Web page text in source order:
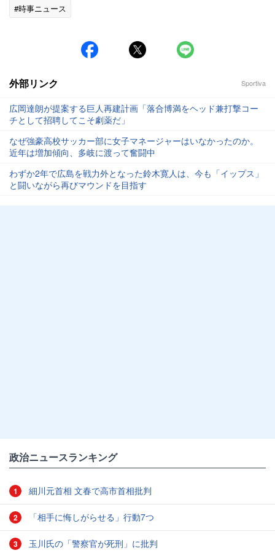
#時事ニュース
外部リンク Sportiva
広岡達朗が提案する巨人再建計画「落合博満をヘッド兼打撃コー
チとして招聘してこそ劇薬だ」
なぜ強豪高校サッカー部に女子マネージャーはいなかったのか。
近年は増加傾向、多岐に渡って奮闘中
わずか2年で広島を戦力外となった鈴木寛人は、今も「イップス」
と闘いながら再びマウンドを目指す
政治ニュースランキング
1 細川元首相 文春で高市首相批判
2 「相手に悔しがらせる」行動7つ
3 玉川氏の「警察官が死刑」に批判